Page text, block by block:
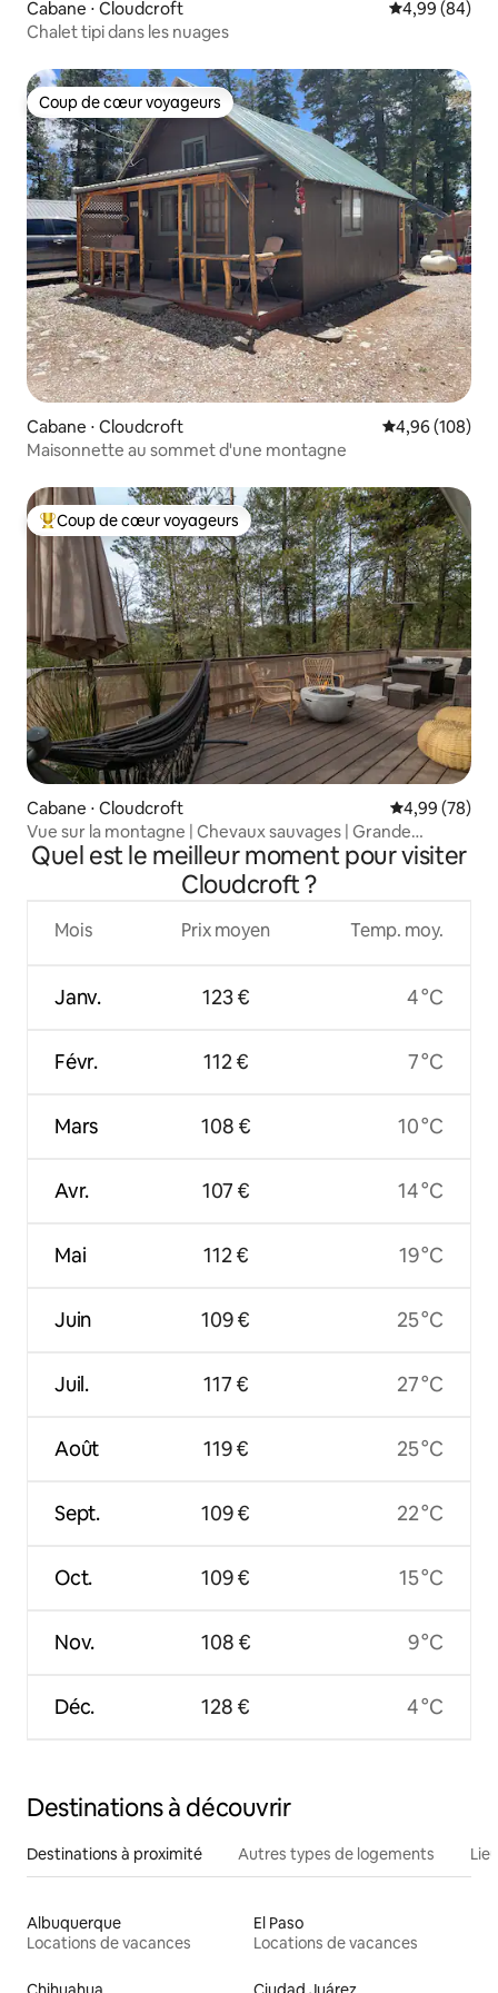
Cabane ⋅ Cloudcroft Évaluation
4,99 (84)
Chalet tipi dans les nuages
Coup de cœur voyageurs
Coup de cœur voyageurs
Cabane ⋅ Cloudcroft Évaluation
4,96 (108)
Maisonnette au sommet d'une montagne
Coups de cœur voyageurs les plus appréciés
Coup de cœur voyageurs
Cabane ⋅ Cloudcroft Évaluation
4,99 (78)
Vue sur la montagne | Chevaux sauvages | Grande
terrasse | Rénovée
Quel est le meilleur moment pour visiter
Cloudcroft ?
Mois
Janv.
Févr.
Mars
Avr.
Mai
Juin
Juil.
Août
Sept.
Oct.
Nov.
Déc.
Prix moyen
123 €
112 €
108 €
107 €
112 €
109 €
117 €
119 €
109 €
109 €
108 €
128 €
Temp. moy.
4 °C
7 °C
10 °C
14 °C
19 °C
25 °C
27 °C
25 °C
22 °C
15 °C
9 °C
4 °C
Destinations à découvrir
Destinations à proximité Autres types de logements
Albuquerque
Locations de vacances
El Paso
Locations de vacances